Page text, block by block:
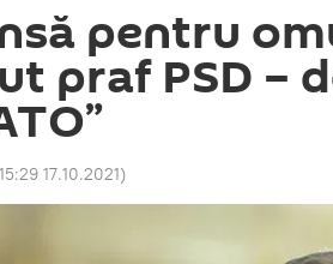
pentru
praf PSD –
15:29 17.10.2021)